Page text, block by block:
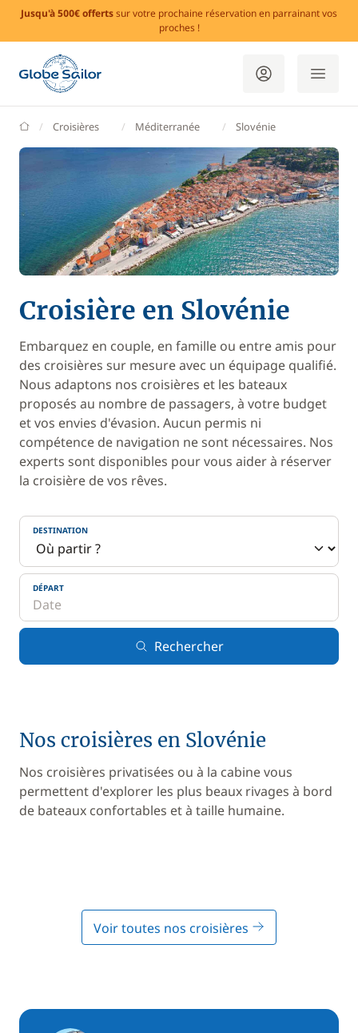
Jusqu'à 500€ offertssur votre prochaine réservation en parrainant vos
proches !
GlobeSailor
Croisières Méditerranée Slovénie
Croisière en Slovénie
Embarquez en couple, en famille ou entre amis pour
des croisières sur mesure avec un équipage qualifié.
Nous adaptons nos croisières et les bateaux
proposés au nombre de passagers, à votre budget
et vos envies d'évasion. Aucun permis ni
compétence de navigation ne sont nécessaires. Nos
experts sont disponibles pour vous aider à réserver
la croisière de vos rêves.
DESTINATION
DÉPART
Rechercher
Nos croisières en Slovénie
Nos croisières privatisées ou à la cabine vous
permettent d'explorer les plus beaux rivages à bord
de bateaux confortables et à taille humaine.
Voir toutes nos croisières